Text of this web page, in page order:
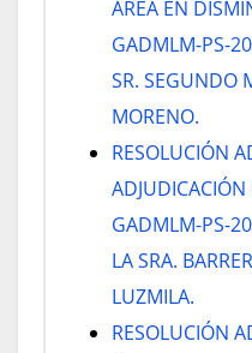
ÁREA EN
GADMLM-PS-
SR. SEGUNDO
MORENO.
RESOLUCIÓN
GADMLM-PS-
LA SRA.
LUZMILA.
RESOLUCIÓN